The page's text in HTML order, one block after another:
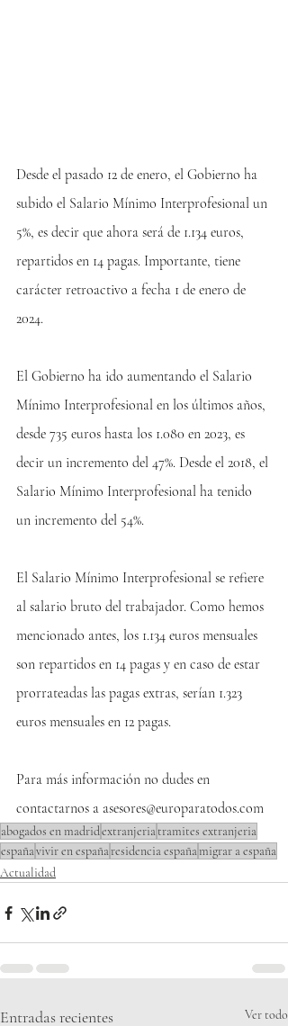
Desde el pasado 12 de enero, el Gobierno ha
subido el Salario Mínimo Interprofesional un
5%, es decir que ahora será de 1.134 euros,
repartidos en 14 pagas. Importante, tiene
carácter retroactivo a fecha 1 de enero de
2024.
El Gobierno ha ido aumentando el Salario
Mínimo Interprofesional en los últimos años,
desde 735 euros hasta los 1.080 en 2023, es
decir un incremento del 47%. Desde el 2018, el
Salario Mínimo Interprofesional ha tenido
un incremento del 54%.
El Salario Mínimo Interprofesional se refiere
al salario bruto del trabajador. Como hemos
mencionado antes, los 1.134 euros mensuales
son repartidos en 14 pagas y en caso de estar
prorrateadas las pagas extras, serían 1.323
euros mensuales en 12 pagas.
Para más información no dudes en
contactarnos a asesores@europaratodos.com
abogados en madridextranjeriatramites extranjeria
españavivir en españaresidencia españamigrar a españa
Actualidad
Entradas recientes Ver todo